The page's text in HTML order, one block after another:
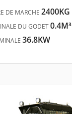
DE MARCHE2400KG
DU GODET0.4M³
36.8KW